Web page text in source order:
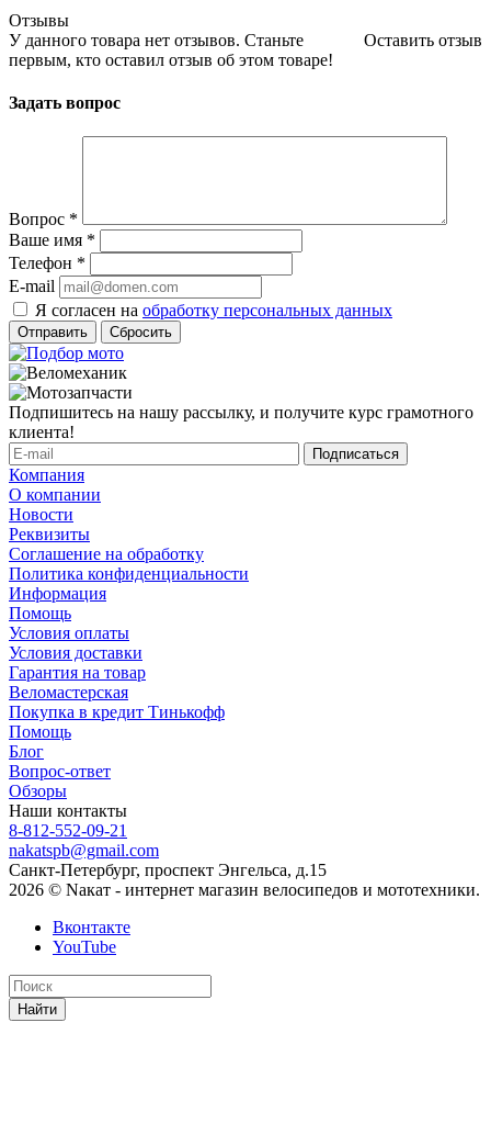
Отзывы
Оставить отзыв
У данного товара нет отзывов. Станьте
первым, кто оставил отзыв об этом товаре!
Задать вопрос
Вопрос *
Ваше имя *
Телефон *
E-mail
Я согласен на обработку персональных данных
Сбросить
Подпишитесь на нашу рассылку, и получите курс грамотного
клиента!
Компания
О компании
Новости
Реквизиты
Соглашение на обработку
Политика конфиденциальности
Информация
Помощь
Условия оплаты
Условия доставки
Гарантия на товар
Веломастерская
Покупка в кредит Тинькофф
Помощь
Блог
Вопрос-ответ
Обзоры
Наши контакты
8-812-552-09-21
nakatspb@gmail.com
Санкт-Петербург, проспект Энгельса, д.15
2026 © Nакат - интернет магазин велосипедов и мототехники.
Вконтакте
YouTube
Найти